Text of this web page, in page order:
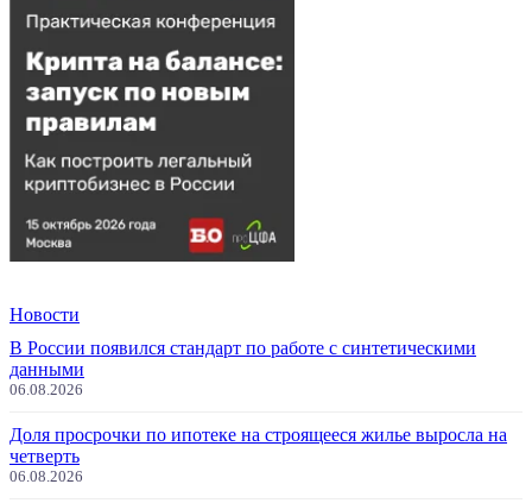
Новости
В России появился стандарт по работе с синтетическими
данными
06.08.2026
Доля просрочки по ипотеке на строящееся жилье выросла на
четверть
06.08.2026